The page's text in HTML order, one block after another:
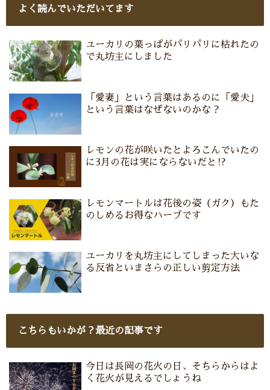
よく読んでいただいてます
ユーカリの葉っぱがパリパリに枯れたの
で丸坊主にしました
「愛妻」という言葉はあるのに「愛夫」
という言葉はなぜないのかな？
レモンの花が咲いたとよろこんでいたの
に3月の花は実にならないだと⁉
レモンマートルは花後の姿（ガク）もた
のしめるお得なハーブです
ユーカリを丸坊主にしてしまった大いな
る反省といまさらの正しい剪定方法
こちらもいかが？最近の記事です
今日は長岡の花火の日、そちらからはよ
く花火が見えるでしょうね